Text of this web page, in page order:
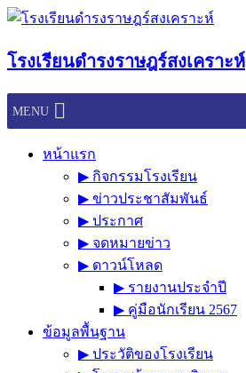
Skip
โรงเรียนดำรงราษฎร์สงเคราะห์
MENU
หน้าแรก
▶︎ กิจกรรมโรงเรียน
▶︎ ข่าวประชาสัมพันธ์
▶︎ ประกาศ
▶︎ จดหมายข่าว
▶︎ ดาวน์โหลด
▶︎ รายงานประจำปี
▶︎ คู่มือนักเรียน 2567
ข้อมูลพื้นฐาน
▶︎ ประวัติของโรงเรียน